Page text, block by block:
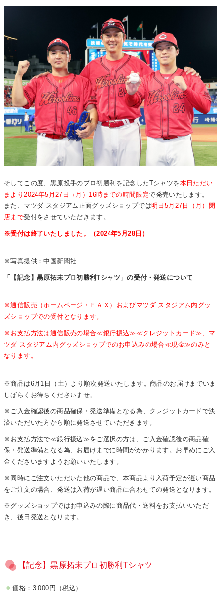
そしてこの度、黒原投手のプロ初勝利を記念したTシャツを本日ただい
まより2024年5月27日（月）16時までの時間限定で発売いたします。
また、マツダ スタジアム正面グッズショップでは明日5月27日（月）閉
店まで受付をさせていただきます。
※受付は終了いたしました。（2024年5月28日）
※写真提供：中国新聞社
「【記念】黒原拓未プロ初勝利Tシャツ」の受付・発送について
※通信販売（ホームページ・ＦＡＸ）およびマツダ スタジアム内グッ
ズショップでの受付となります。
※お支払方法は通信販売の場合≪銀行振込≫≪クレジットカード≫、マ
ツダ スタジアム内グッズショップでのお申込みの場合≪現金≫のみと
なります。
※商品は6月1日（土）より順次発送いたします。商品のお届けまでいま
しばらくお待ちくださいませ。
※ご入金確認後の商品確保・発送準備となる為、クレジットカードで決
済いただいた方から順に発送させていただきます。
※お支払方法で≪銀行振込≫をご選択の方は、ご入金確認後の商品確
保・発送準備となる為、お届けまでに時間がかかります。お早めにご入
金くださいますようお願いいたします。
※同時にご注文いただいた他の商品で、本商品より入荷予定が遅い商品
をご注文の場合、発送は入荷が遅い商品に合わせての発送となります。
※グッズショップではお申込みの際に商品代・送料をお支払いいただ
き、後日発送となります。
【記念】黒原拓未プロ初勝利Tシャツ
価格：3,000円（税込）